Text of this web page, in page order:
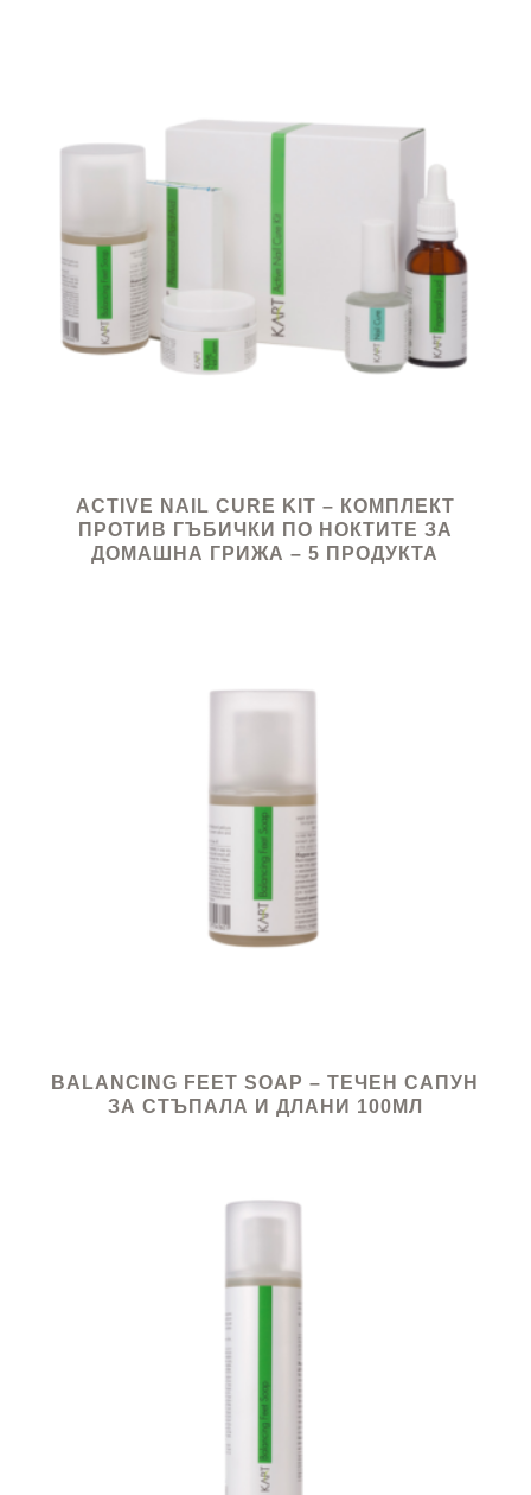
ACTIVE NAIL CURE KIT – КОМПЛЕКТ
ПРОТИВ ГЪБИЧКИ ПО НОКТИТЕ ЗА
ДОМАШНА ГРИЖА – 5 ПРОДУКТА
BALANCING FEET SOAP – ТЕЧЕН САПУН
ЗА СТЪПАЛА И ДЛАНИ 100МЛ